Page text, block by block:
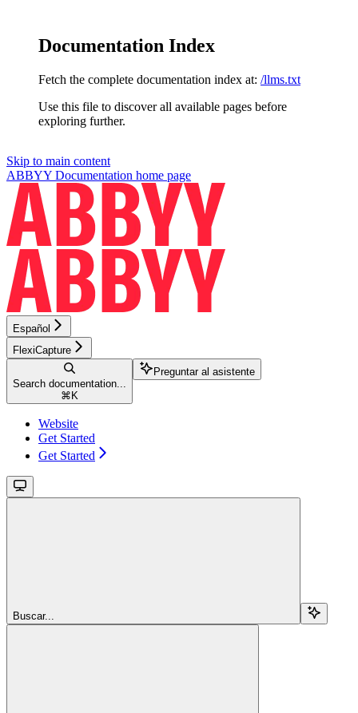
Documentation Index
Fetch the complete documentation index at: /llms.txt
Use this file to discover all available pages before
exploring further.
Skip to main content
ABBYY Documentation home page
Español
FlexiCapture
Search documentation...
⌘ K
Preguntar al asistente
Website
Get Started
Get Started
Buscar...